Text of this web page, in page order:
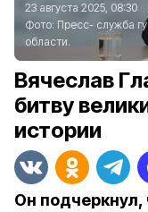
23 августа 2025, 08:30
Фото: Пресс- служба
области.
Вячеслав
битву
истории
Он